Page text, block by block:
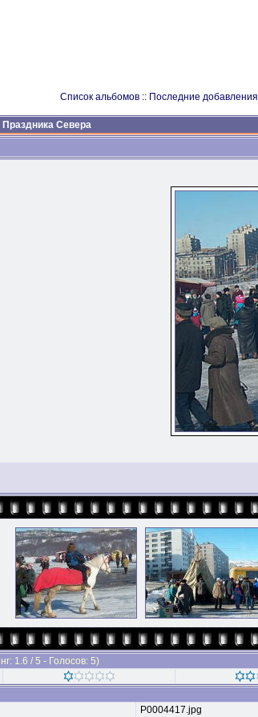
Список альбомов:: Последние добавления
Севера
1.6 / 5 - Голосов: 5)
P0004417.jpg